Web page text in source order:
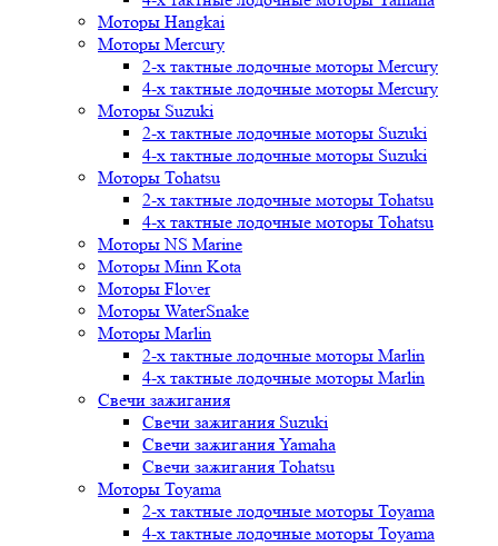
Моторы Hangkai
Моторы Mercury
2-х тактные лодочные моторы Mercury
4-х тактные лодочные моторы Mercury
Моторы Suzuki
2-х тактные лодочные моторы Suzuki
4-х тактные лодочные моторы Suzuki
Моторы Tohatsu
2-х тактные лодочные моторы Tohatsu
4-х тактные лодочные моторы Tohatsu
Моторы NS Marine
Моторы Minn Kota
Моторы Flover
Моторы WaterSnake
Моторы Marlin
2-х тактные лодочные моторы Marlin
4-х тактные лодочные моторы Marlin
Свечи зажигания
Свечи зажигания Suzuki
Свечи зажигания Yamaha
Свечи зажигания Tohatsu
Моторы Toyama
2-х тактные лодочные моторы Toyama
4-х тактные лодочные моторы Toyama